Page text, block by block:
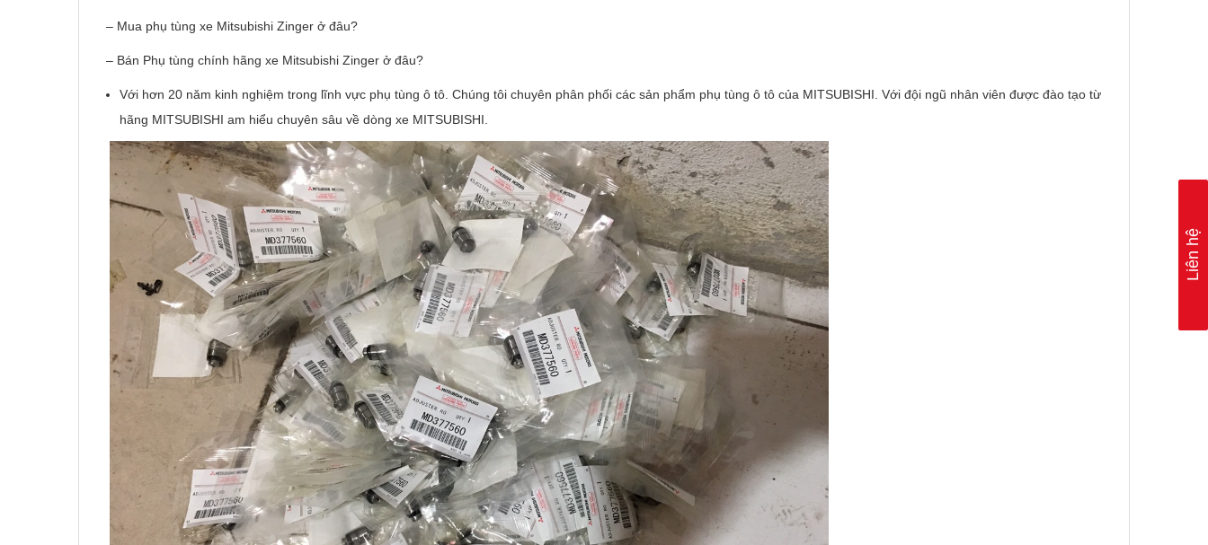
– Mua phụ tùng xe Mitsubishi Zinger ở đâu?
– Bán Phụ tùng chính hãng xe Mitsubishi Zinger ở đâu?
Với hơn 20 năm kinh nghiệm trong lĩnh vực phụ tùng ô tô. Chúng tôi chuyên phân phối các sản phẩm phụ tùng ô tô của MITSUBISHI. Với đội ngũ nhân viên được đào tạo từ
hãng MITSUBISHI am hiểu chuyên sâu về dòng xe MITSUBISHI.
Liên hệ